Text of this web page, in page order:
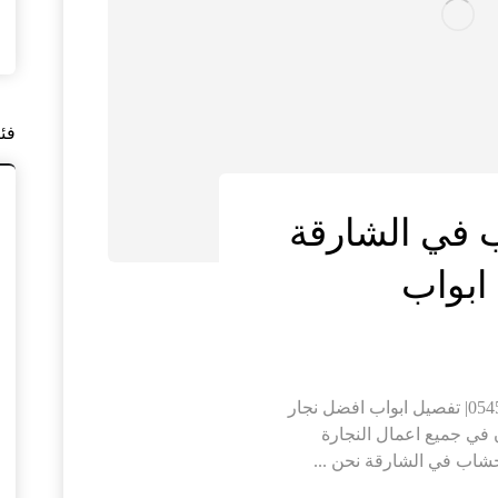
في الشارقة
تركيب ابواب واخشاب في الشارقة |0545574752| تفصيل ابواب افضل نجار
جميع اعمال النجارة
في الشارقة نحن ...